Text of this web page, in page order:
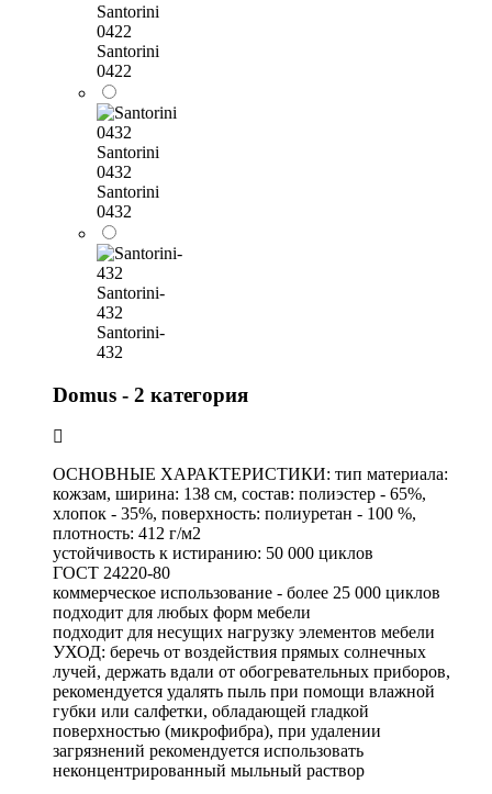
Santorini
0422
Santorini
0422
Santorini
0432
Santorini
0432
Santorini-
432
Santorini-
432
Domus - 2 категория
ОСНОВНЫЕ ХАРАКТЕРИСТИКИ: тип материала:
кожзам, ширина: 138 см, состав: полиэстер - 65%,
хлопок - 35%, поверхность: полиуретан - 100 %,
плотность: 412 г/м2
устойчивость к истиранию: 50 000 циклов
ГОСТ 24220-80
коммерческое использование - более 25 000 циклов
подходит для любых форм мебели
подходит для несущих нагрузку элементов мебели
УХОД: беречь от воздействия прямых солнечных
лучей, держать вдали от обогревательных приборов,
рекомендуется удалять пыль при помощи влажной
губки или салфетки, обладающей гладкой
поверхностью (микрофибра), при удалении
загрязнений рекомендуется использовать
неконцентрированный мыльный раствор